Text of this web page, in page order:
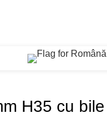
H35 cu